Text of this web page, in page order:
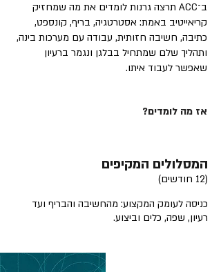
ב־ACC תרצה גרנות לומדים את מה שמחזיק
קריאייטיב באמת: אסטרטגיה, בריף, קונספט,
כתיבה, חשיבה חזותית, עבודה עם מערכות בינה,
ותהליך שלם שמתחיל בבלגן ונגמר ברעיון
שאפשר לעבוד איתו.
אז מה לומדים?
המסלולים המקיפים
(12 חודשים)
כניסה לעומק המקצוע: מהחשיבה והבריף ועד
רעיון, שפה, כלים וביצוע.